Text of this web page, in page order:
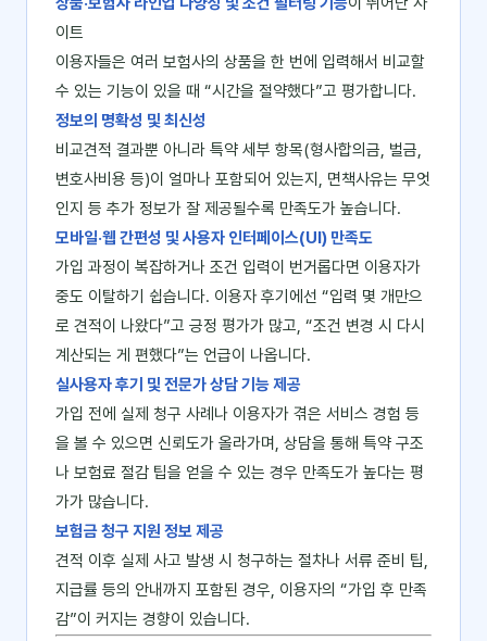
이트
이용자들은 여러 보험사의 상품을 한 번에 입력해서 비교할
수 있는 기능이 있을 때 “시간을 절약했다”고 평가합니다.
정보의 명확성 및 최신성
비교견적 결과뿐 아니라 특약 세부 항목(형사합의금, 벌금,
변호사비용 등)이 얼마나 포함되어 있는지, 면책사유는 무엇
인지 등 추가 정보가 잘 제공될수록 만족도가 높습니다.
모바일·웹 간편성 및 사용자 인터페이스(UI) 만족도
가입 과정이 복잡하거나 조건 입력이 번거롭다면 이용자가
중도 이탈하기 쉽습니다. 이용자 후기에선 “입력 몇 개만으
로 견적이 나왔다”고 긍정 평가가 많고, “조건 변경 시 다시
계산되는 게 편했다”는 언급이 나옵니다.
실사용자 후기 및 전문가 상담 기능 제공
가입 전에 실제 청구 사례나 이용자가 겪은 서비스 경험 등
을 볼 수 있으면 신뢰도가 올라가며, 상담을 통해 특약 구조
나 보험료 절감 팁을 얻을 수 있는 경우 만족도가 높다는 평
가가 많습니다.
보험금 청구 지원 정보 제공
견적 이후 실제 사고 발생 시 청구하는 절차나 서류 준비 팁,
지급률 등의 안내까지 포함된 경우, 이용자의 “가입 후 만족
감”이 커지는 경향이 있습니다.